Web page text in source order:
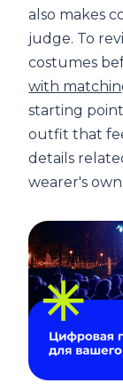
also makes
judge. To
costumes
with
starting
outfit that
details
wearer's